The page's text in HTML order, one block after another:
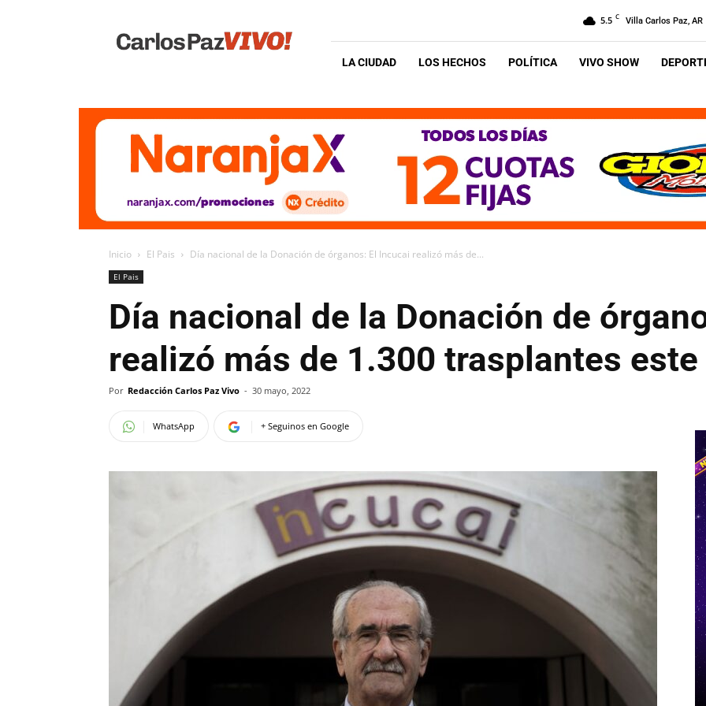
Vivo
5.5 C Villa Carlos Paz, AR
LA CIUDAD LOS HECHOS POLÍTICA VIVO SHOW
Inicio El Pais Día nacional de la Donación de órganos: El Incucai realizó más de...
El Pais
Día nacional de la Donación de
realizó más de 1.300 trasplantes este
Por Redacción Carlos Paz Vivo - 30 mayo, 2022
WhatsApp + Seguinos en Google